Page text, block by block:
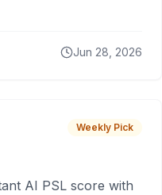
Jun 28, 2026
Weekly Pick
AI PSL score with